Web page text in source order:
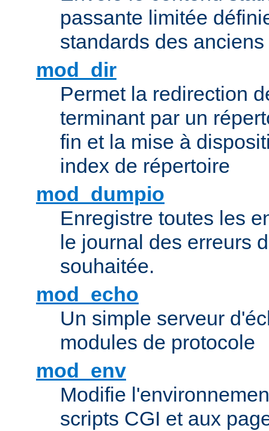
passante limitée
standards des
mod_dir
Permet la redirection
terminant par un
fin et la mise à
index de répertoire
mod_dumpio
Enregistre toutes les
le journal des erreurs
souhaitée.
mod_echo
Un simple serveur
modules de protocole
mod_env
Modifie
scripts CGI et aux